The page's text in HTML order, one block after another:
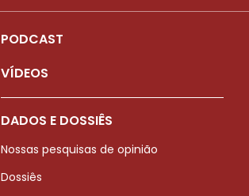
PODCAST
VÍDEOS
DADOS E DOSSIÊS
Nossas pesquisas de opinião
Dossiês